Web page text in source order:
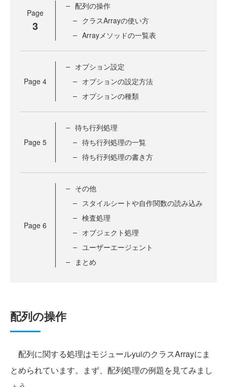
Page
3
配列の操作
クラスArrayの使い方
Arrayメソッドの一覧表
Page 4
オプション設定
オプションの設定方法
オプションの種類
Page 5
待ち行列処理
待ち行列処理の一覧
待ち行列処理の書き方
Page 6
その他
スタイルシートや自作関数の読み込み
検査処理
オブジェクト処理
ユーザーエージェント
まとめ
配列の操作
配列に関する処理はモジュールyuiのクラスArrayにま
とめられています。まず、配列処理の例題を見てみまし